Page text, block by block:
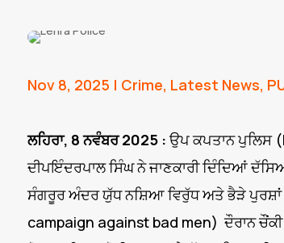
Nov 8, 2025 | Crime, Latest News,
ਲਹਿਰਾ, 8 ਨਵੰਬਰ 2025 : ਉਪ ਕਪਤਾਨ ਪੁਲਿਸ
ਦੀਪਇੰਦਰਪਾਲ ਸਿੰਘ ਨੇ ਜਾਣਕਾਰੀ ਦਿੰਦਿਆਂ
ਸੰਗਰੂਰ ਅੰਦਰ ਯੁੱਧ ਨਸ਼ਿਆ ਵਿਰੁੱਧ ਅਤੇ ਭੈੜੇ
campaign against bad men) ਦੌਰਾਨ ਚੌਂਕੀ